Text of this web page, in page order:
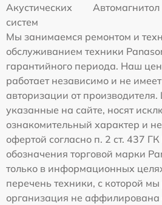
Акустических
систем
Автомагнитол
Мы занимаемся ремонтом и
обслуживанием техники
гарантийного периода. Наш
работает независимо и не
авторизации от
указанные на сайте, носят
ознакомительный характер и
офертой согласно п. 2 ст. 437
обозначения торговой марки
только в информационных
перечень техники, с которой
организация не аффилирована